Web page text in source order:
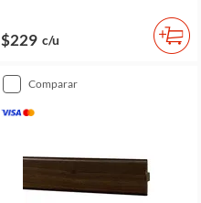
$229 c/u
comparar